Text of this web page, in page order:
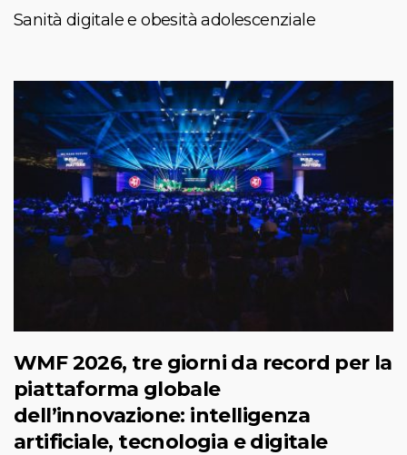
Sanità digitale e obesità adolescenziale
WMF 2026, tre giorni da record per la
piattaforma globale
dell’innovazione: intelligenza
artificiale, tecnologia e digitale